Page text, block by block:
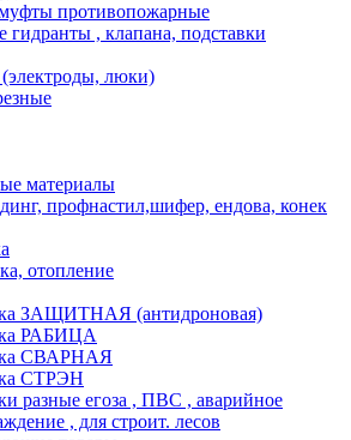
противопожарные
, клапана, подставки
люки)
материалы
профнастил,шифер, ендова, конек
отопление
ЗАЩИТНАЯ (антидроновая)
РАБИЦА
СВАРНАЯ
СТРЭН
разные егоза , ПВС , аварийное
, для строит. лесов